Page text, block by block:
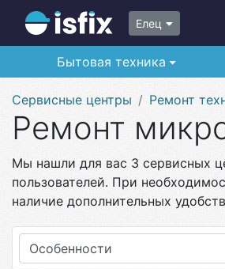
Елец
Бытовая техника
Сервисные центры Ремонт
Ремонт
Мы нашли для вас 3 сервисных
пользователей. При
наличие дополнительных
Особенности